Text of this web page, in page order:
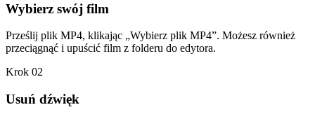
Wybierz swój film
Prześlij plik MP4, klikając „Wybierz plik MP4”. Możesz również
przeciągnąć i upuścić film z folderu do edytora.
Krok 02
Usuń dźwięk